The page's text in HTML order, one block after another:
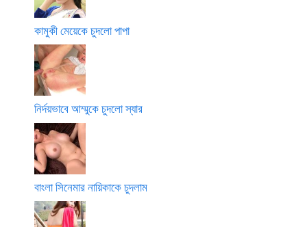
কামুকী মেয়েকে চুদলো পাপা
নির্দয়ভাবে আম্মুকে চুদলো স্যার
বাংলা সিনেমার নায়িকাকে চুদলাম